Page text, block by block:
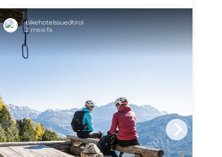
SHARE
bikehotelssuedtirol
2 mesi fa